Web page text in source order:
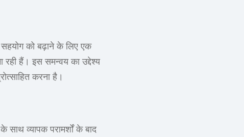
को बढ़ाने के लिए एक
रही हैं। इस समन्वय का उद्देश्य
करना है।
व्यापक परामर्शों के बाद